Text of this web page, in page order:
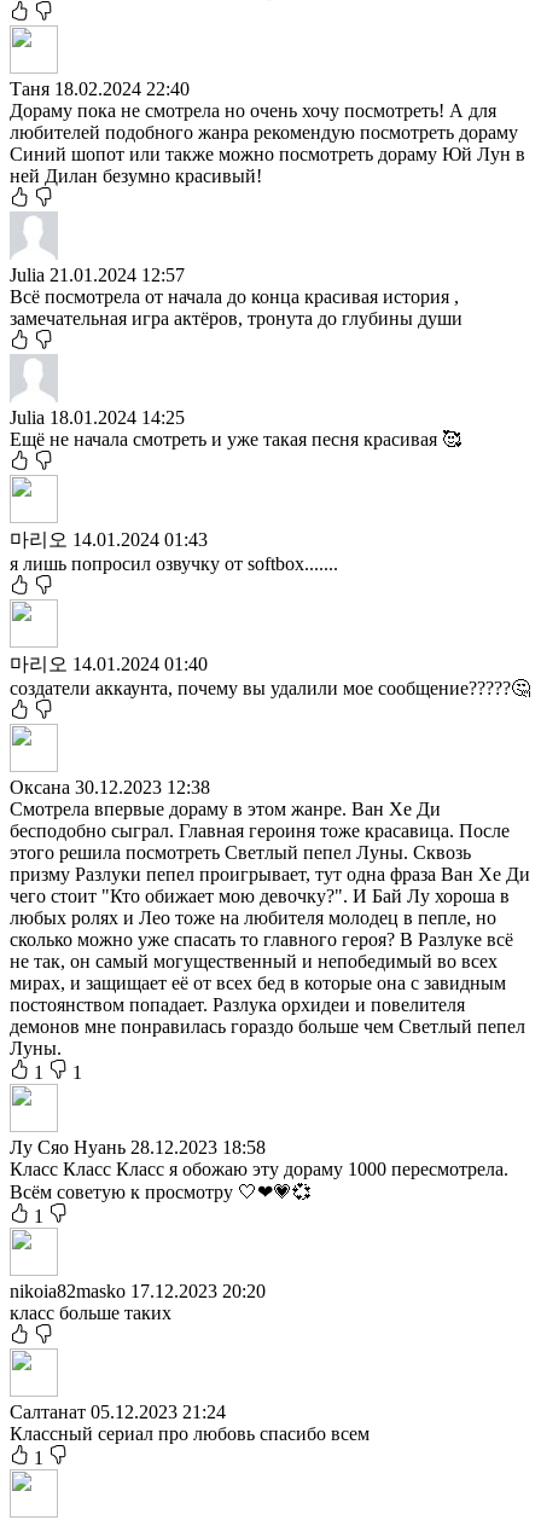
Таня 18.02.2024 22:40
Дораму пока не смотрела но очень хочу посмотреть! А для
любителей подобного жанра рекомендую посмотреть дораму
Синий шопот или также можно посмотреть дораму Юй Лун в
ней Дилан безумно красивый!
Julia 21.01.2024 12:57
Всё посмотрела от начала до конца красивая история ,
замечательная игра актёров, тронута до глубины души
Julia 18.01.2024 14:25
Ещё не начала смотреть и уже такая песня красивая 🥰
마리오 14.01.2024 01:43
я лишь попросил озвучку от softbox.......
마리오 14.01.2024 01:40
создатели аккаунта, почему вы удалили мое сообщение?????🤔
Оксана 30.12.2023 12:38
Смотрела впервые дораму в этом жанре. Ван Хе Ди
бесподобно сыграл. Главная героиня тоже красавица. После
этого решила посмотреть Светлый пепел Луны. Сквозь
призму Разлуки пепел проигрывает, тут одна фраза Ван Хе Ди
чего стоит "Кто обижает мою девочку?". И Бай Лу хороша в
любых ролях и Лео тоже на любителя молодец в пепле, но
сколько можно уже спасать то главного героя? В Разлуке всё
не так, он самый могущественный и непобедимый во всех
мирах, и защищает её от всех бед в которые она с завидным
постоянством попадает. Разлука орхидеи и повелителя
демонов мне понравилась гораздо больше чем Светлый пепел
Луны.
1
1
Лу Сяо Нуань 28.12.2023 18:58
Класс Класс Класс я обожаю эту дораму 1000 пересмотрела.
Всём советую к просмотру 🤍❤💗💞
1
nikoia82masko 17.12.2023 20:20
класс больше таких
Салтанат 05.12.2023 21:24
Классный сериал про любовь спасибо всем
1